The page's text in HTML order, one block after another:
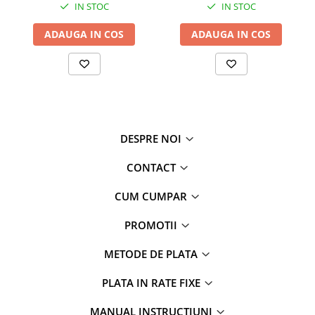
tratamentul tau personal de relaxare si vindecare, adaptat vietii
Desen cu cap dublu cu laser
Fara durere si neinvaziv, operatiune simpla
Mic si compact, usor de transportat
Instrument de fototerapie pentru rinita alergica.
nazale, a congestiei nazale, a curgerii nasului si a simptomele de
IN STOC
ADAUGA IN COS
IN STOC
ADAUGA IN COS
DESPRE NOI
CONTACT
CUM CUMPAR
PROMOTII
METODE DE PLATA
PLATA IN RATE FIXE
MANUAL INSTRUCTIUNI